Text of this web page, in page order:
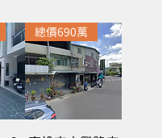
總價690萬